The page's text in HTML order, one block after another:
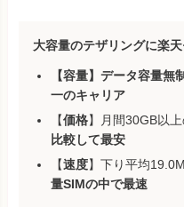
大容量のテザリングに楽
【容量】データ容量無
一のキャリア
【価格】月間30GB以上
比較して最安
【速度】下り平均
量SIMの中で最速